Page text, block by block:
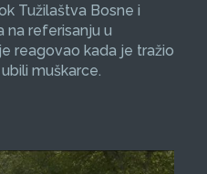
Tužilaštva Bosne i
na referisanju u
reagovao kada je tražio
muškarce.